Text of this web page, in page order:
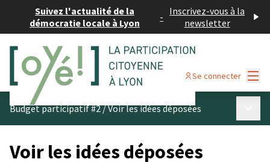
Suivez l'actualité de la
démocratie locale à Lyon
- Inscrivez-vous à la
newsletter
Se connecter
Budget participatif #2/Voir les idées déposées
Voir les idées déposées